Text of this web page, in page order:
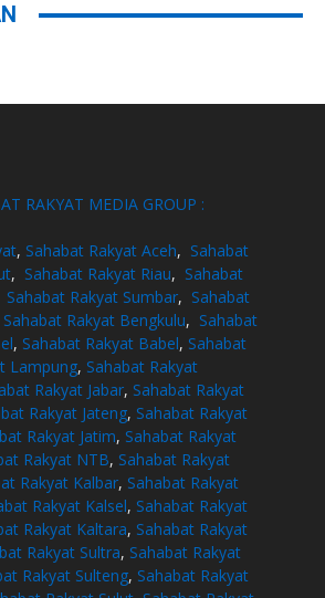
RAKYAT MEDIA GROUP :
, Sahabat Rakyat Aceh, Sahabat
, Sahabat Rakyat Riau, Sahabat
Sahabat Rakyat Sumbar, Sahabat
Sahabat Rakyat Bengkulu, Sahabat
, Sahabat Rakyat Babel, Sahabat
Lampung, Sahabat Rakyat
Rakyat Jabar, Sahabat Rakyat
Rakyat Jateng, Sahabat Rakyat
Rakyat Jatim, Sahabat Rakyat
Rakyat NTB, Sahabat Rakyat
Rakyat Kalbar, Sahabat Rakyat
Rakyat Kalsel, Sahabat Rakyat
Rakyat Kaltara, Sahabat Rakyat
Rakyat Sultra, Sahabat Rakyat
Rakyat Sulteng, Sahabat Rakyat